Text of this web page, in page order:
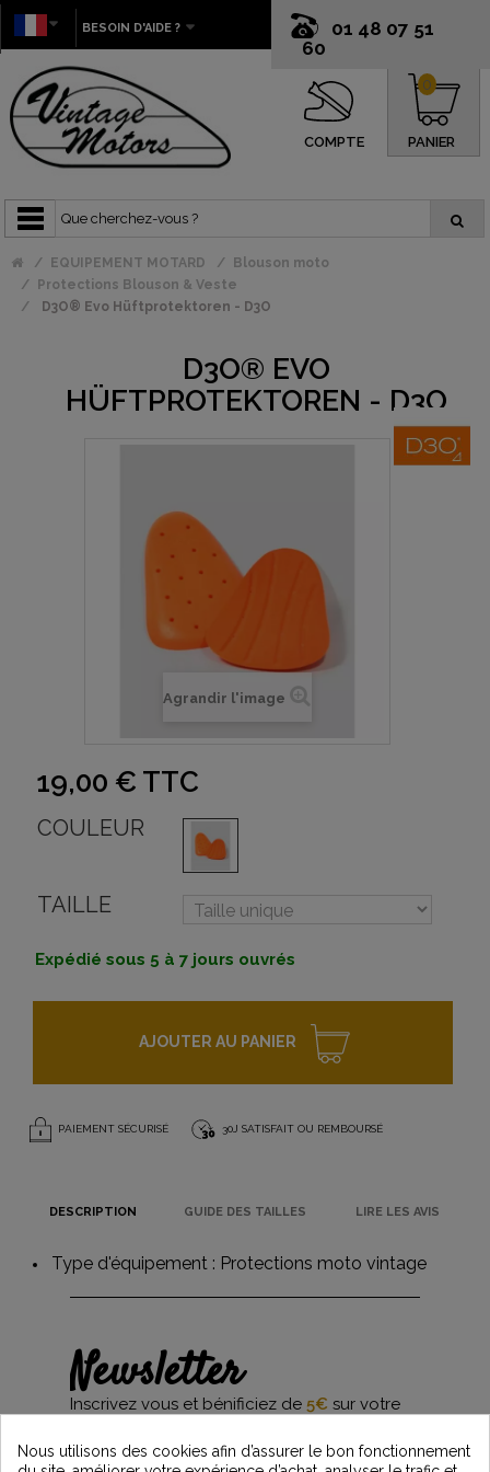
01 48 07 51
60
BESOIN D'AIDE ?
COMPTE PANIER
0
EQUIPEMENT MOTARD
Blouson moto
Protections Blouson & Veste
D3O® Evo Hüftprotektoren - D3O
D3O® EVO
HÜFTPROTEKTOREN - D3O
Agrandir l'image
19,00 € TTC
COULEUR
TAILLE
Expédié sous 5 à 7 jours ouvrés
AJOUTER AU PANIER
PAIEMENT SÉCURISÉ 30J SATISFAIT OU REMBOURSÉ
DESCRIPTION GUIDE DES TAILLES LIRE LES AVIS
Type d'équipement : Protections moto vintage
Newsletter
Inscrivez vous et bénificiez de 5€ sur votre
et restez informés des dernières nouveautés
Vintage Motors
Nous utilisons des cookies afin d’assurer le bon fonctionnement